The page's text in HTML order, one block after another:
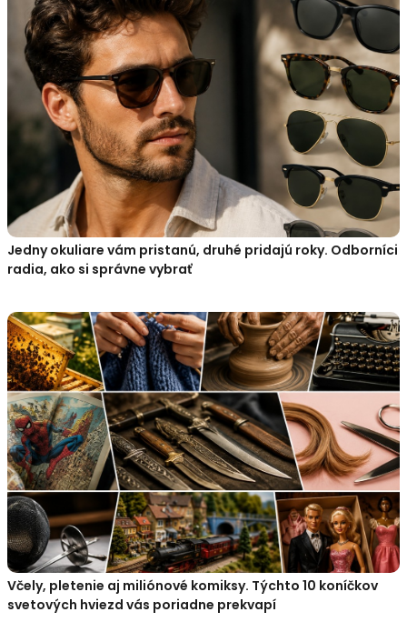
Jedny okuliare vám pristanú, druhé pridajú roky. Odborníci
radia, ako si správne vybrať
Včely, pletenie aj miliónové komiksy. Týchto 10 koníčkov
svetových hviezd vás poriadne prekvapí